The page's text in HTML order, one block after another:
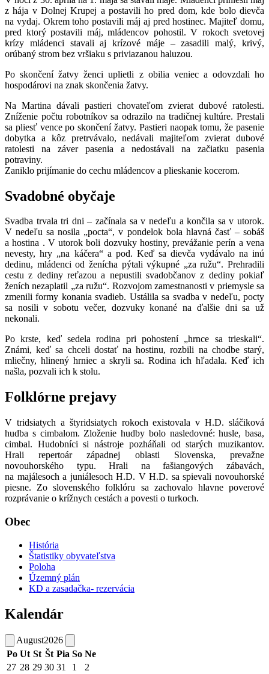
z hája v Dolnej Krupej a postavili ho pred dom, kde bolo dievča
na vydaj. Okrem toho postavili máj aj pred hostinec. Majiteľ domu,
pred ktorý postavili máj, mládencov pohostil. V rokoch svetovej
krízy mládenci stavali aj krízové máje – zasadili malý, krivý,
orúbaný strom bez vršiaku s priviazanou haluzou.
Po skončení žatvy ženci uplietli z obilia veniec a odovzdali ho
hospodárovi na znak skončenia žatvy.
Na Martina dávali pastieri chovateľom zvierat dubové ratolesti.
Zníženie počtu robotníkov sa odrazilo na tradičnej kultúre. Prestali
sa pliesť vence po skončení žatvy. Pastieri naopak tomu, že pasenie
dobytka a kôz pretrvávalo, nedávali majiteľom zvierat dubové
ratolesti na záver pasenia a nedostávali na začiatku pasenia
potraviny.
Zaniklo prijímanie do cechu mládencov a plieskanie kocerom.
Svadobné obyčaje
Svadba trvala tri dni – začínala sa v nedeľu a končila sa v utorok.
V nedeľu sa nosila „pocta“, v pondelok bola hlavná časť – sobáš
a hostina . V utorok boli dozvuky hostiny, prevážanie perín a vena
nevesty, hry „na káčera“ a pod. Keď sa dievča vydávalo na inú
dedinu, mládenci od ženícha pýtali výkupné „za ružu“. Prehradili
cestu z dediny reťazou a nepustili svadobčanov z dediny pokiaľ
ženích nezaplatil „za ružu“. Rozvojom zamestnanosti v priemysle sa
zmenili formy konania svadieb. Ustálila sa svadba v nedeľu, pocty
sa nosili v sobotu večer, dozvuky konané na ďalšie dni sa už
nekonali.
Po krste, keď sedela rodina pri pohostení „hrnce sa trieskali“.
Známi, keď sa chceli dostať na hostinu, rozbili na chodbe starý,
mliečny, hlinený hrniec a skryli sa. Rodina ich hľadala. Keď ich
našla, pozvali ich k stolu.
Folklórne prejavy
V tridsiatych a štyridsiatych rokoch existovala v H.D. sláčiková
hudba s cimbalom. Zloženie hudby bolo nasledovné: husle, basa,
cimbal. Hudobníci si nástroje pozháňali od starých muzikantov.
Hrali repertoár západnej oblasti Slovenska, prevažne
novouhorského typu. Hrali na fašiangových zábavách,
na majálesoch a juniálesoch H.D. V H.D. sa spievali novouhorské
piesne. Zo slovenského folklóru sa zachovalo hlavne poverové
rozprávanie o krížnych cestách a povesti o turkoch.
Obec
História
Štatistiky obyvateľstva
Poloha
Územný plán
KD a zasadačka- rezervácia
Kalendár
August2026
Po Ut St Št Pia So Ne
27 28 29 30 31 1
2